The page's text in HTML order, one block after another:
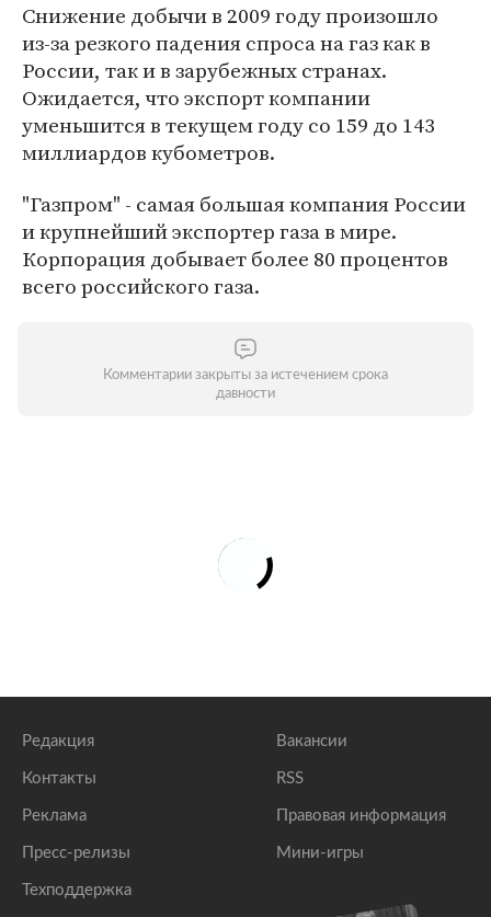
Снижение добычи в 2009 году произошло
из-за резкого падения спроса на газ как в
России, так и в зарубежных странах.
Ожидается, что экспорт компании
уменьшится в текущем году со 159 до 143
миллиардов кубометров.
"Газпром" - самая большая компания России
и крупнейший экспортер газа в мире.
Корпорация добывает более 80 процентов
всего российского газа.
Комментарии закрыты за истечением срока
давности
Редакция
Контакты
Реклама
Пресс-релизы
Техподдержка
Вакансии
RSS
Правовая информация
Мини-игры